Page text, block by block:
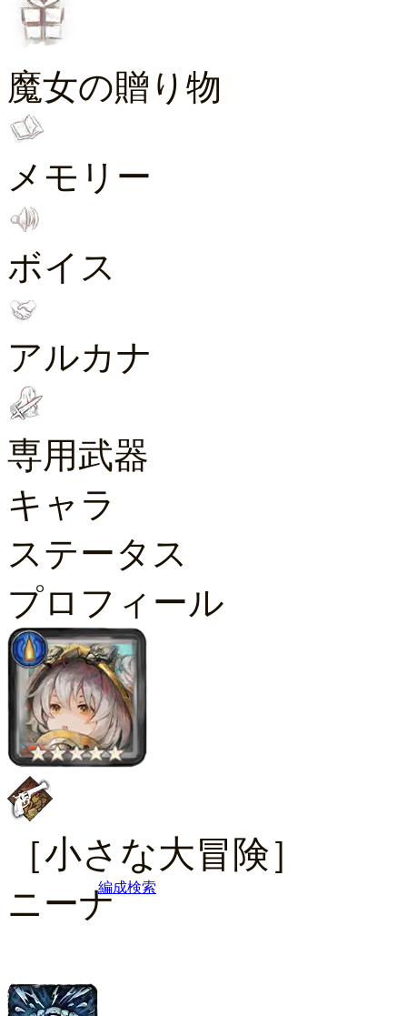
魔女の贈り物
メモリー
ボイス
アルカナ
専用武器
キャラ
ステータス
プロフィール
［小さな大冒険］
ニーナ編成検索